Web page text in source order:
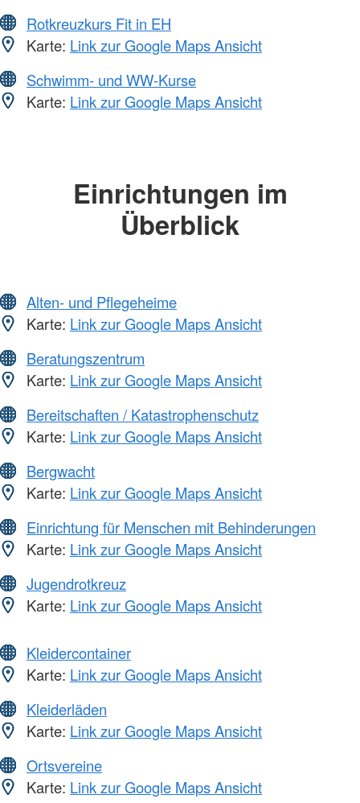
Rotkreuzkurs Fit in EH
Karte: Link zur Google Maps Ansicht
Schwimm- und WW-Kurse
Karte: Link zur Google Maps Ansicht
Einrichtungen im
Überblick
Alten- und Pflegeheime
Karte: Link zur Google Maps Ansicht
Beratungszentrum
Karte: Link zur Google Maps Ansicht
Bereitschaften / Katastrophenschutz
Karte: Link zur Google Maps Ansicht
Bergwacht
Karte: Link zur Google Maps Ansicht
Einrichtung für Menschen mit Behinderungen
Karte: Link zur Google Maps Ansicht
Jugendrotkreuz
Karte: Link zur Google Maps Ansicht
Kleidercontainer
Karte: Link zur Google Maps Ansicht
Kleiderläden
Karte: Link zur Google Maps Ansicht
Ortsvereine
Karte: Link zur Google Maps Ansicht